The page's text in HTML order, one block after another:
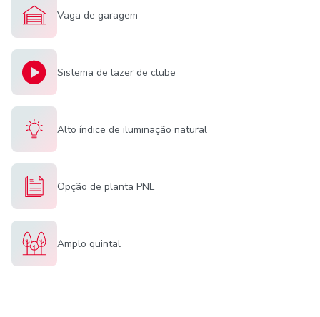
Vaga de garagem
Sistema de lazer de clube
Alto índice de iluminação natural
Opção de planta PNE
Amplo quintal